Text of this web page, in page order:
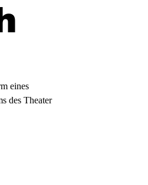
eines
des Theater